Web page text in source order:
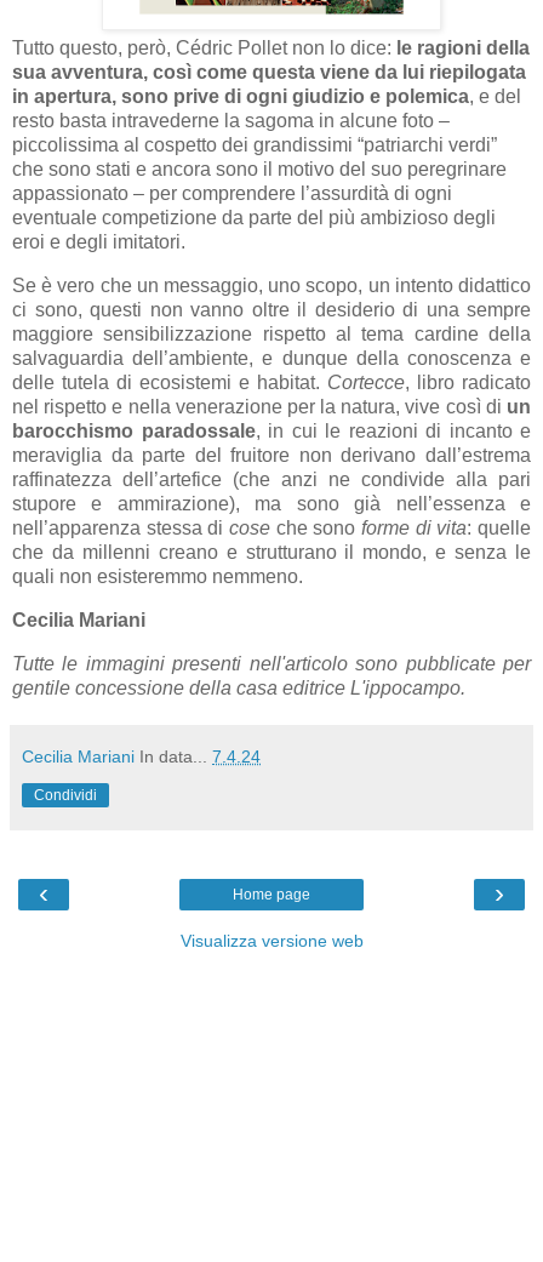
Tutto questo, però, Cédric Pollet non lo dice: le ragioni della
sua avventura, così come questa viene da lui riepilogata
in apertura, sono prive di ogni giudizio e polemica, e del
resto basta intravederne la sagoma in alcune foto –
piccolissima al cospetto dei grandissimi “patriarchi verdi”
che sono stati e ancora sono il motivo del suo peregrinare
appassionato – per comprendere l’assurdità di ogni
eventuale competizione da parte del più ambizioso degli
eroi e degli imitatori.
Se è vero che un messaggio, uno scopo, un intento didattico
ci sono, questi non vanno oltre il desiderio di una sempre
maggiore sensibilizzazione rispetto al tema cardine della
salvaguardia dell’ambiente, e dunque della conoscenza e
delle tutela di ecosistemi e habitat. Cortecce, libro radicato
nel rispetto e nella venerazione per la natura, vive così di un
barocchismo paradossale, in cui le reazioni di incanto e
meraviglia da parte del fruitore non derivano dall’estrema
raffinatezza dell’artefice (che anzi ne condivide alla pari
stupore e ammirazione), ma sono già nell’essenza e
nell’apparenza stessa di cose che sono forme di vita: quelle
che da millenni creano e strutturano il mondo, e senza le
quali non esisteremmo nemmeno.
Cecilia Mariani
Tutte le immagini presenti nell'articolo sono pubblicate per
gentile concessione della casa editrice L'ippocampo.
Cecilia Mariani In data... 7.4.24
Condividi
‹ ›
Home page
Visualizza versione web